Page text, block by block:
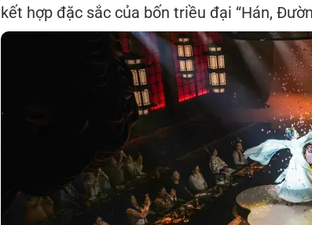
kết hợp đặc sắc của bốn triều đại “Hán,